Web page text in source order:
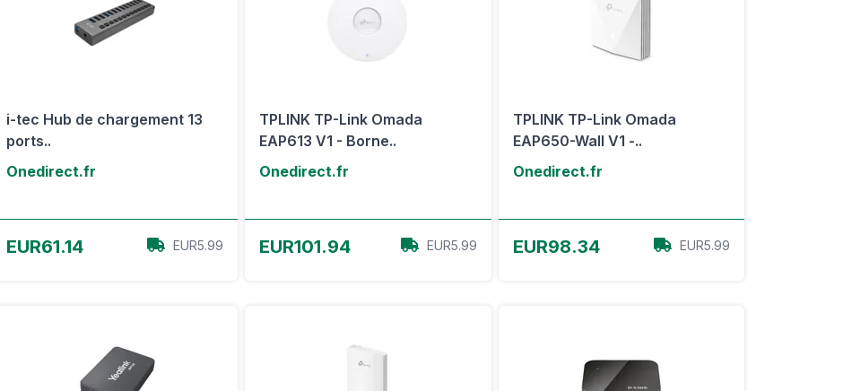
i-tec Hub de chargement 13
ports..
Onedirect.fr
EUR61.14 EUR5.99
TPLINK TP-Link Omada
EAP613 V1 - Borne..
Onedirect.fr
EUR101.94 EUR5.99
TPLINK TP-Link Omada
EAP650-Wall V1 -..
Onedirect.fr
EUR98.34 EUR5.99